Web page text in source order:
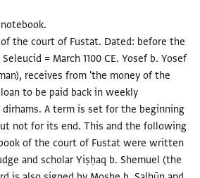
the court of Fustat. Dated: before the
= March 1100 CE. Yosef b. Yosef
receives from 'the money of the
to be paid back in weekly
A term is set for the beginning
not for its end. This and the following
of the court of Fustat were written
and scholar Yiṣḥaq b. Shemuel (the